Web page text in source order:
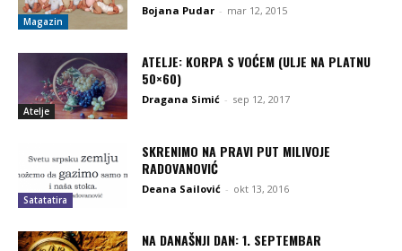
Magazin
Bojana Pudar - mar 12, 2015
Atelje
ATELJE: KORPA S VOĆEM (ULJE NA PLATNU
50×60)
Dragana Simić - sep 12, 2017
Satatatira
SKRENIMO NA PRAVI PUT MILIVOJE
RADOVANOVIĆ
Deana Sailović - okt 13, 2016
NA DANAŠNJI DAN: 1. SEPTEMBAR